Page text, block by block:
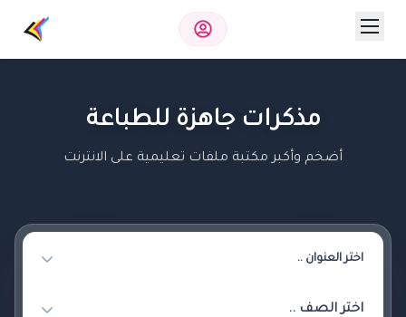
مذكرات جاهزة للطباعة
أضخم وأكبر مكتبة ملفات تعليمية على الانترنت